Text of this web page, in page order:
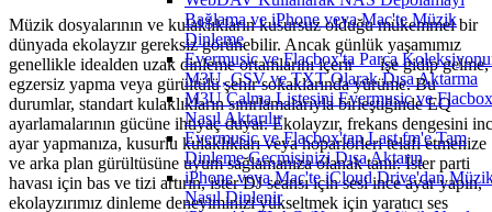
Bağlama ve iPhone veya Mac'te Müzik
Dinleme
Evermusic ve Flacbox'ta Parça
M3U, CSV ve TXT Olarak Dışa Aktarma
M3U Çalma Listesini Evermusic ve
Nasıl Aktarılır
Evermusic ve Flacbox'tan Last.fm'e Tam
Dinleme Geçmişinizi Dışa Aktarın
iPhone veya Mac'te iCloud Drive'dan
Nasıl Dinlenir
Müzik dosyalarının ve kulaklıkların kusursuz olduğu mükemmel bir
dünyada ekolayzır gereksiz görünebilir. Ancak günlük yaşamımız
genellikle idealden uzak dinleme ortamlarını içerir — işe gidip gelme,
egzersiz yapma veya gürültülü şehir sokaklarında yürüme. Bu
durumlar, standart kulaklıkların sınırlamalarıyla birleştiğinde EQ
ayarlamalarının gücüne ihtiyaç duyar. Ekolayzır, frekans dengesini
ayar yapmanıza, kusurlu kulaklıkları veya hoparlörleri telafi etmenize
ve arka plan gürültüsüne uyum sağlamanıza olanak tanır. İster parti
havası için bas ve tizi artırın, ister DJ seansı için sesi ince ayar yapın,
ekolayzırımız dinleme deneyiminizi yükseltmek için yaratıcı ses